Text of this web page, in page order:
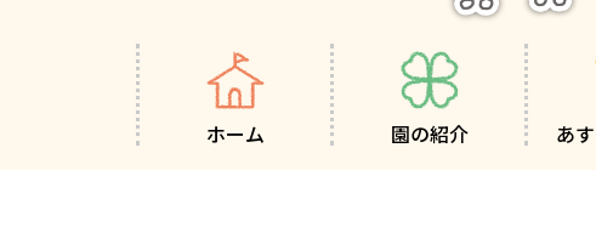
ホーム 園の紹介 あ